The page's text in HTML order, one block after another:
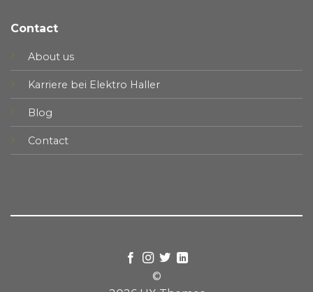
Contact
About us
Karriere bei Elektro Haller
Blog
Contact
©